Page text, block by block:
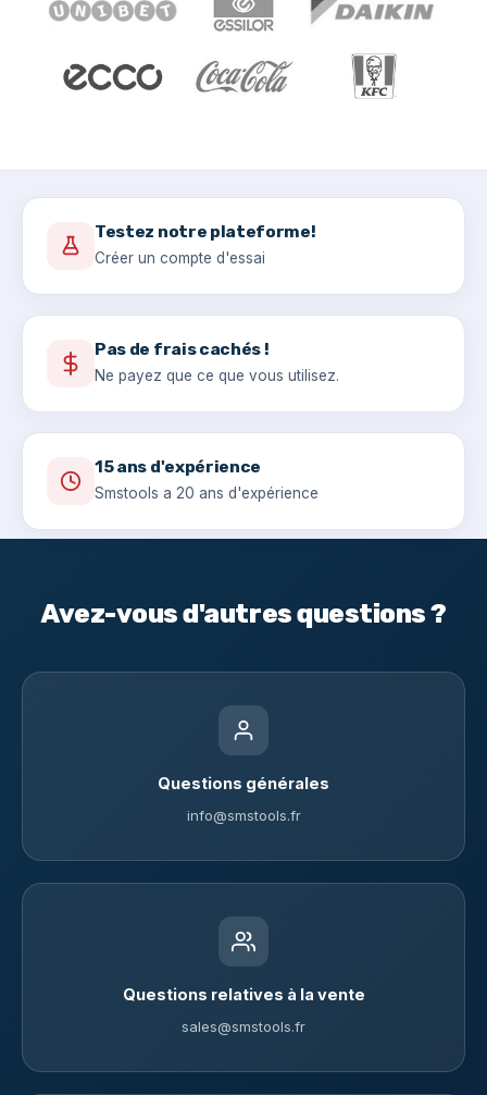
Testez notre plateforme!
Créer un compte d'essai
Pas de frais cachés !
Ne payez que ce que vous utilisez.
15 ans d'expérience
Smstools a 20 ans d'expérience
Avez-vous d'autres questions ?
Questions générales
info@smstools.fr
Questions relatives à la vente
sales@smstools.fr